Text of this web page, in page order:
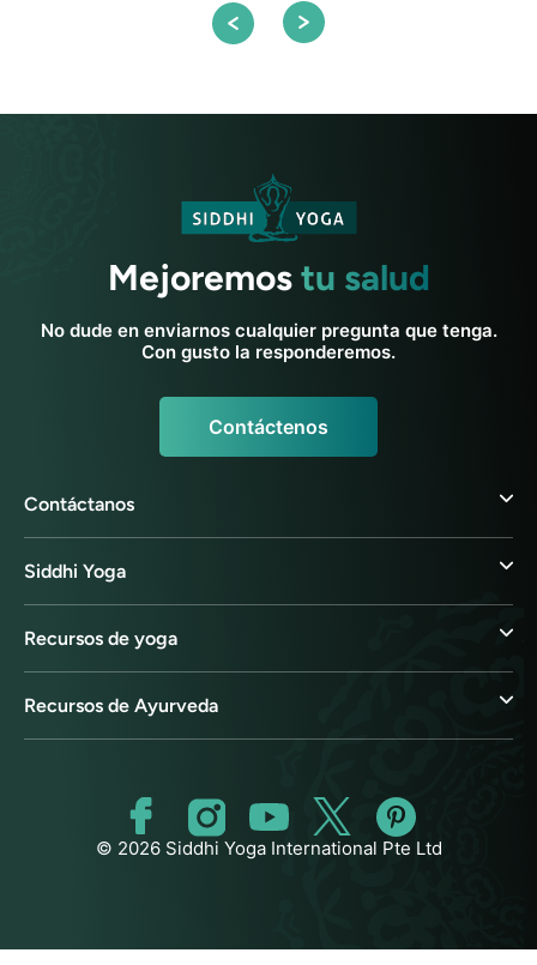
Mejoremostu salud
No dude en enviarnos cualquier pregunta que tenga.
Con gusto la responderemos.
Contáctenos
Contáctanos
Siddhi Yoga
Recursos de yoga
Recursos de Ayurveda
© 2026 Siddhi Yoga International Pte Ltd